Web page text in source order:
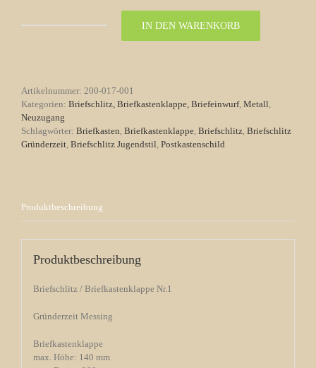
IN DEN WARENKORB
Artikelnummer: 200-017-001
Kategorien: Briefschlitz, Briefkastenklappe, Briefeinwurf, Metall
Neuzugang
Schlagwörter: Briefkasten Briefkastenklappe Briefschlitz Briefschlitz
Gründerzeit Briefschlitz Jugendstil Postkastenschild
Produktbeschreibung
Produktbeschreibung
Briefschlitz / Briefkastenklappe Nr.1
Gründerzeit Messing
Briefkastenklappe
max. Höhe: 140 mm